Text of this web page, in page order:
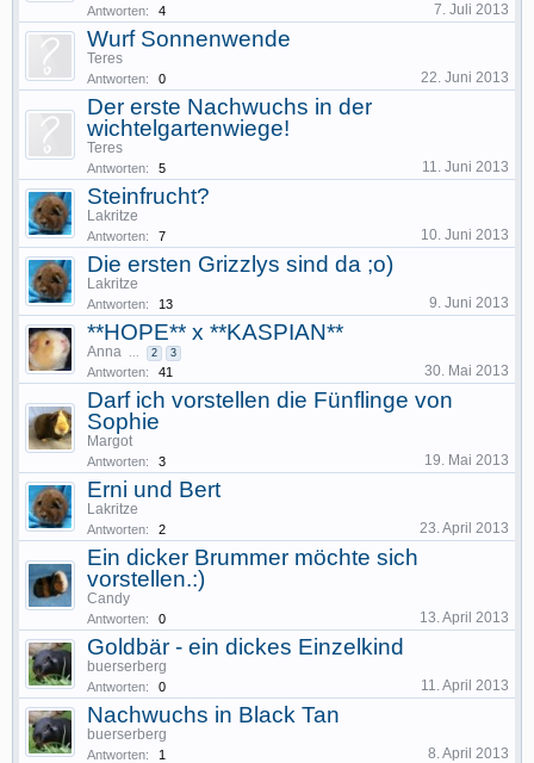
Antworten: 4 7. Juli 2013
Wurf Sonnenwende
Teres
Antworten: 0 22. Juni 2013
Der erste Nachwuchs in der
wichtelgartenwiege!
Teres
Antworten: 5 11. Juni 2013
Steinfrucht?
Lakritze
Antworten: 7 10. Juni 2013
Die ersten Grizzlys sind da ;o)
Lakritze
Antworten: 13 9. Juni 2013
**HOPE** x **KASPIAN**
Anna ... 2 3
Antworten: 41 30. Mai 2013
Darf ich vorstellen die Fünflinge von
Sophie
Margot
Antworten: 3 19. Mai 2013
Erni und Bert
Lakritze
Antworten: 2 23. April 2013
Ein dicker Brummer möchte sich
vorstellen.:)
Candy
Antworten: 0 13. April 2013
Goldbär - ein dickes Einzelkind
buerserberg
Antworten: 0 11. April 2013
Nachwuchs in Black Tan
buerserberg
Antworten: 1 8. April 2013